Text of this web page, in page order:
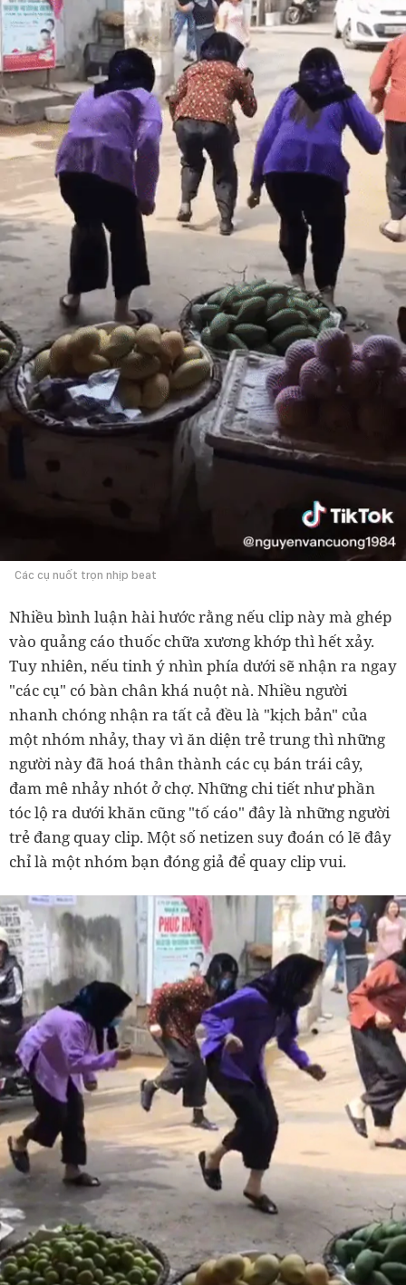
Các cụ nuốt trọn nhịp beat
Nhiều bình luận hài hước rằng nếu clip này mà ghép
vào quảng cáo thuốc chữa xương khớp thì hết xảy.
Tuy nhiên, nếu tinh ý nhìn phía dưới sẽ nhận ra ngay
"các cụ" có bàn chân khá nuột nà. Nhiều người
nhanh chóng nhận ra tất cả đều là "kịch bản" của
một nhóm nhảy, thay vì ăn diện trẻ trung thì những
người này đã hoá thân thành các cụ bán trái cây,
đam mê nhảy nhót ở chợ. Những chi tiết như phần
tóc lộ ra dưới khăn cũng "tố cáo" đây là những người
trẻ đang quay clip. Một số netizen suy đoán có lẽ đây
chỉ là một nhóm bạn đóng giả để quay clip vui.